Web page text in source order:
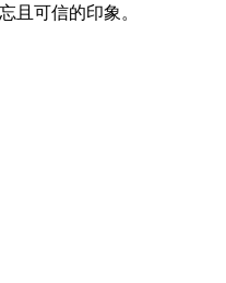
且可信的印象。